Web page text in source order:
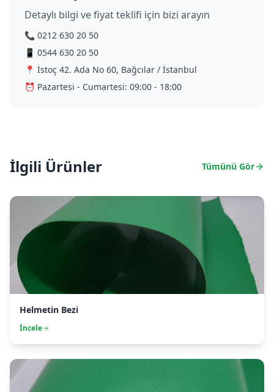
Detaylı bilgi ve fiyat teklifi için bizi arayın
📞 0212 630 20 50
📱 0544 630 20 50
📍 İstoç 42. Ada No 60, Bağcılar / İstanbul
⏰ Pazartesi - Cumartesi: 09:00 - 18:00
İlgili Ürünler Tümünü Gör
Helmetin Bezi
İncele